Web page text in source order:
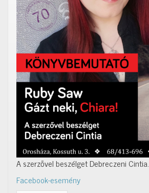
A szerzővel beszélget Debreczeni Cintia.
Facebook-esemény